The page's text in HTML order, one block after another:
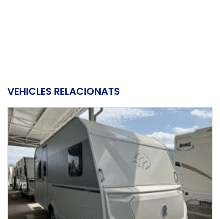
VEHICLES RELACIONATS
CARAVANA KNAUS SPORT 400 LK